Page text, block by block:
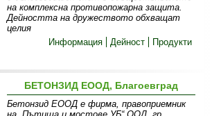
на комплексна противопожарна защита.
Дейността на дружеството обхващат
целия
Информация
Дейност Продукти
БЕТОНЗИД ЕООД, Благоевград
Бетонзид ЕООД е фирма, правоприемник